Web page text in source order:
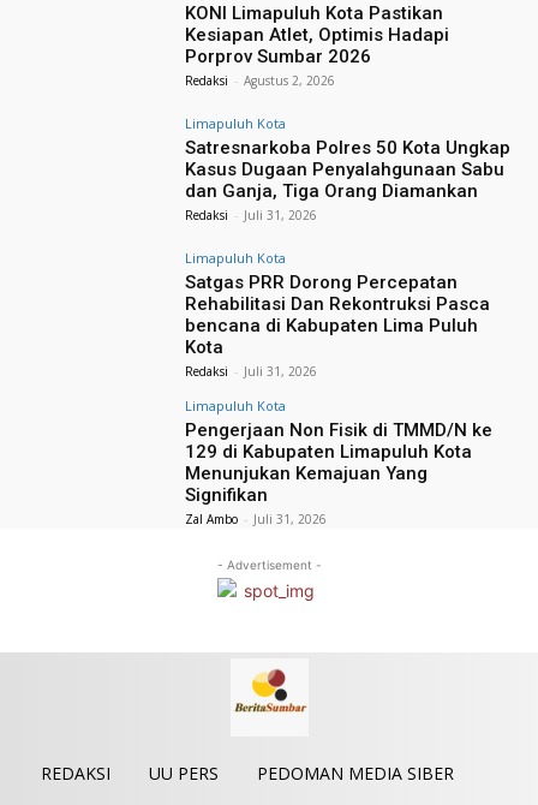
KONI Limapuluh Kota Pastikan
Kesiapan Atlet, Optimis Hadapi
Porprov Sumbar 2026
Redaksi - Agustus 2, 2026
Limapuluh Kota
Satresnarkoba Polres 50 Kota Ungkap
Kasus Dugaan Penyalahgunaan Sabu
dan Ganja, Tiga Orang Diamankan
Redaksi - Juli 31, 2026
Limapuluh Kota
Satgas PRR Dorong Percepatan
Rehabilitasi Dan Rekontruksi Pasca
bencana di Kabupaten Lima Puluh
Kota
Redaksi - Juli 31, 2026
Limapuluh Kota
Pengerjaan Non Fisik di TMMD/N ke
129 di Kabupaten Limapuluh Kota
Menunjukan Kemajuan Yang
Signifikan
Zal Ambo - Juli 31, 2026
- Advertisement -
REDAKSI UU PERS PEDOMAN MEDIA SIBER